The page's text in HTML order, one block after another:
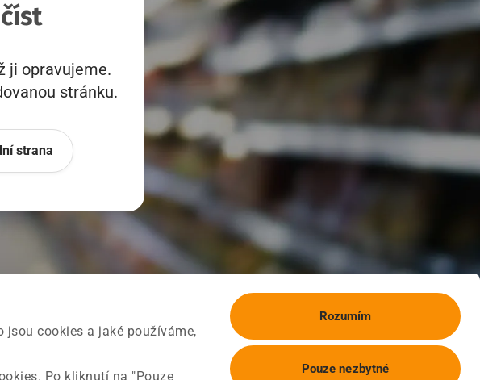
jsou cookies a jaké používáme,
Po kliknutí na "Pouze
Rozumím
Pouze nezbytné
ji opravujeme.
stránku.
strana